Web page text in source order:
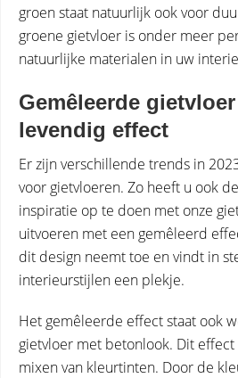
groen staat natuurlijk ook voor
groene gietvloer is onder meer
natuurlijke materialen in uw
Gemêleerde
levendig effect
Er zijn verschillende trends in
voor gietvloeren. Zo heeft u ook
inspiratie op te doen met onze
uitvoeren met een gemêleerd
dit design neemt toe en vindt in
interieurstijlen een plekje.
Het gemêleerde effect staat ook
gietvloer met betonlook. Dit
mixen van kleurtinten. Door de